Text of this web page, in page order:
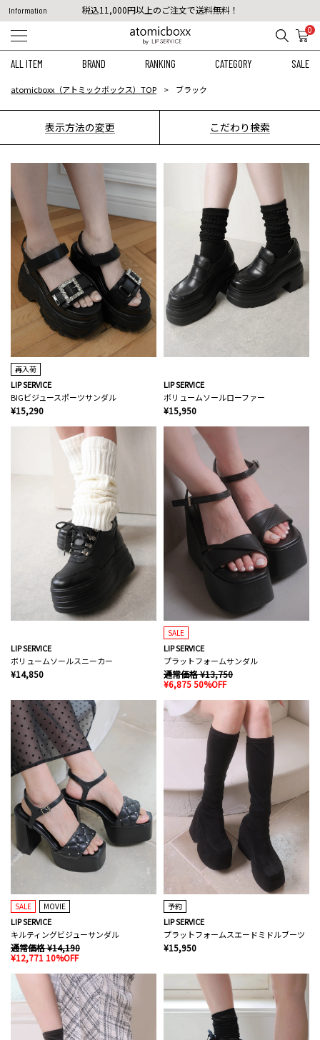
Information
税込11,000円以上のご注文で送料無料！
【重要】予約商品のお支払い方法（代金引換）変更に関するお知らせ
0
ALL ITEM BRAND RANKING CATEGORY SALE
atomicboxx（アトミックボックス）TOP ブラック
表示方法の変更 こだわり検索
再入荷
LIP SERVICE
BIGビジュースポーツサンダル
¥15,290
LIP SERVICE
ボリュームソールローファー
¥15,950
LIP SERVICE
ボリュームソールスニーカー
¥14,850
SALE
LIP SERVICE
プラットフォームサンダル
通常価格 ¥13,750
¥6,875 50%OFF
SALE MOVIE
LIP SERVICE
キルティングビジューサンダル
通常価格 ¥14,190
¥12,771 10%OFF
予約
LIP SERVICE
プラットフォームスエードミドルブーツ
¥15,950